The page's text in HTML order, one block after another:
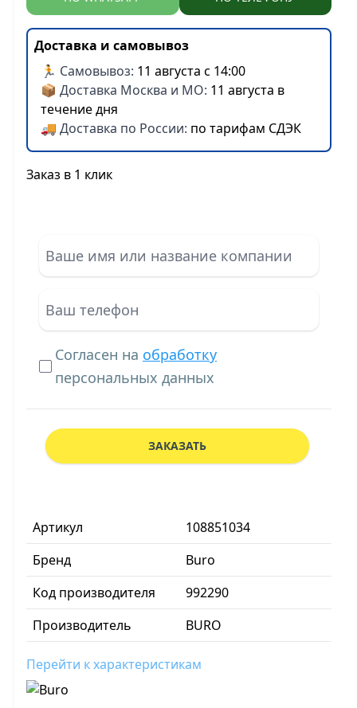
Артикул
108851034
Бренд
Buro
Код производителя
992290
Производитель
BURO
Перейти к характеристикам
Доставка и самовывоз
🏃 Самовывоз: 11 августа с 14:00
📦 Доставка Москва и МО: 11 августа в
течение дня
🚚 Доставка по России: по тарифам СДЭК
Заказ в 1 клик
Согласен на обработку
персональных данных
ЗАКАЗАТЬ